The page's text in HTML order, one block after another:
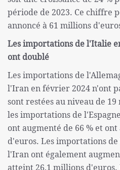
période de 2023. Ce chiffre
annoncé à 61 millions
Les importations de l'Italie
ont doublé
Les importations de
l'Iran en février 2024 n'ont
sont restées au niveau de
les importations de
ont augmenté de 66 % et
d'euros. Les importations
l'Iran ont également
atteint 26,1 millions d'euros.